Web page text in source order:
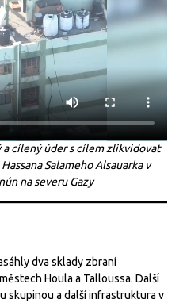
cílený úder s cílem zlikvidovat
Salameho Alsauarka v
na severu Gazy
dva sklady zbraní
Houla a Talloussa. Další
skupinou a další infrastruktura v